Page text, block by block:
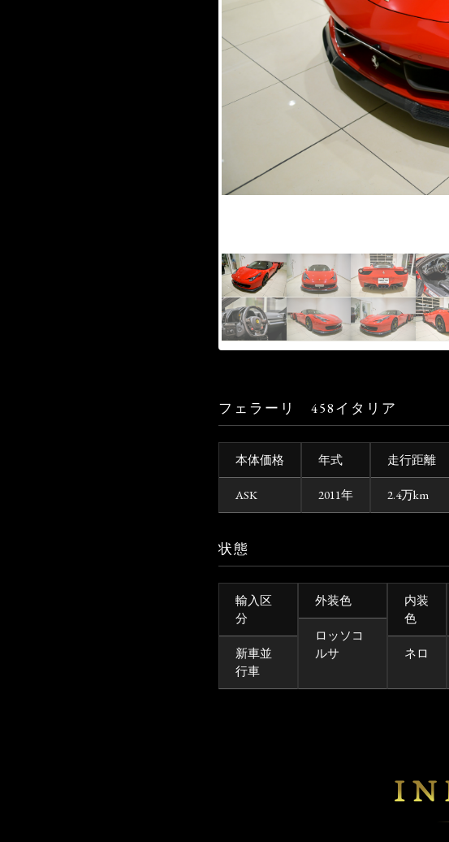
フェラーリ 458イタリア
本体価格
ASK
年式
2011年
走行距離
2.4万km
状態
輸入区
分
新車並
行車
外装色
ロッソコ
ルサ
内装
色
ネロ